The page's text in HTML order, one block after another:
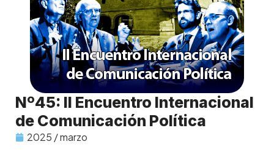
Nº45: II Encuentro Internacional
de Comunicación Política
2025 / marzo